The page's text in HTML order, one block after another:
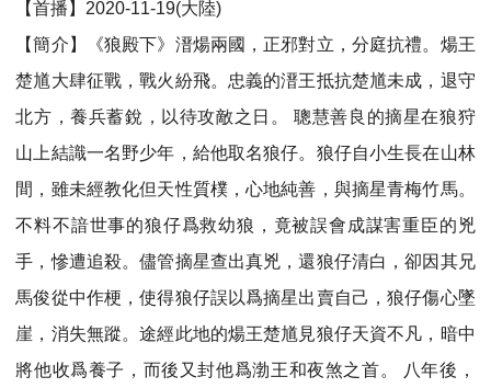
【首播】2020-11-19(大陸)
【簡介】《狼殿下》溍煬兩國，正邪對立，分庭抗禮。煬王
楚馗大肆征戰，戰火紛飛。忠義的溍王抵抗楚馗未成，退守
北方，養兵蓄銳，以待攻敵之日。 聰慧善良的摘星在狼狩
山上結識一名野少年，給他取名狼仔。狼仔自小生長在山林
間，雖未經教化但天性質樸，心地純善，與摘星青梅竹馬。
不料不諳世事的狼仔爲救幼狼，竟被誤會成謀害重臣的兇
手，慘遭追殺。儘管摘星查出真兇，還狼仔清白，卻因其兄
馬俊從中作梗，使得狼仔誤以爲摘星出賣自己，狼仔傷心墜
崖，消失無蹤。途經此地的煬王楚馗見狼仔天資不凡，暗中
將他收爲養子，而後又封他爲渤王和夜煞之首。 八年後，